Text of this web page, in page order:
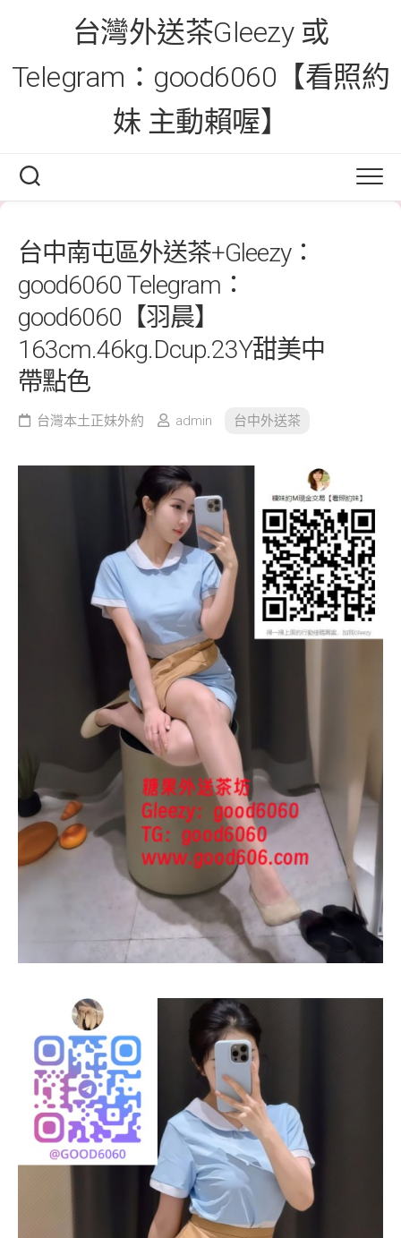
台灣外送茶Gleezy 或
Telegram：good6060【看照約
妹 主動賴喔】
台中南屯區外送茶+Gleezy：
good6060 Telegram：
good6060【羽晨】
163cm.46kg.Dcup.23Y甜美中
帶點色
台灣本土正妹外約 admin 台中外送茶